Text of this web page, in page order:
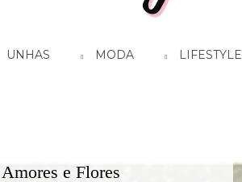
UNHAS MODA LIFESTYLE
e Flores